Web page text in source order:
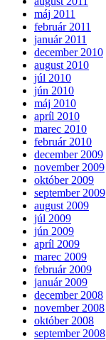
máj 2011
február 2011
január 2011
december 2010
august 2010
júl 2010
jún 2010
máj 2010
apríl 2010
marec 2010
február 2010
december 2009
november 2009
október 2009
september 2009
august 2009
júl 2009
jún 2009
apríl 2009
marec 2009
február 2009
január 2009
december 2008
november 2008
október 2008
september 2008